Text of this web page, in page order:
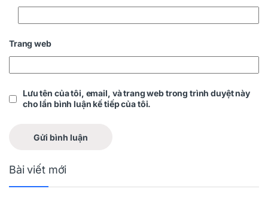
Trang web
Lưu tên của tôi, email, và trang web trong trình duyệt này
cho lần bình luận kế tiếp của tôi.
Bài viết mới